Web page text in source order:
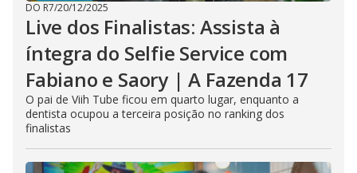
DO R7/20/12/2025
Live dos Finalistas: Assista à
íntegra do Selfie Service com
Fabiano e Saory | A Fazenda 17
O pai de Viih Tube ficou em quarto lugar, enquanto a
dentista ocupou a terceira posição no ranking dos
finalistas